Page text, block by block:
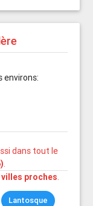
environs:
dans tout le
.
proches.
Lantosque